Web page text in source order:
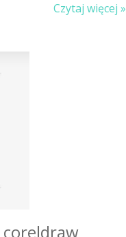
Czytaj więcej »